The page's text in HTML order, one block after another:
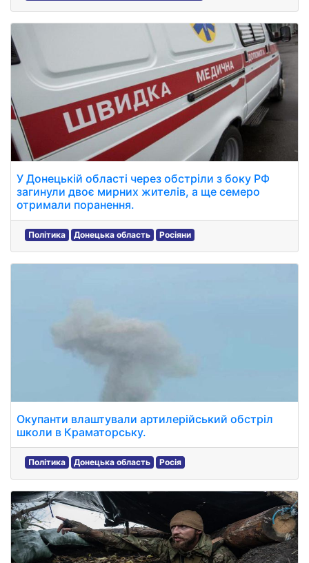
У Донецькій області через обстріли з боку РФ
загинули двоє мирних жителів, а ще семеро
отримали поранення.
Політика Донецька область Росіяни
Окупанти влаштували артилерійський обстріл
школи в Краматорську.
Політика Донецька область Росія